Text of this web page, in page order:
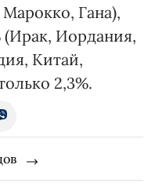
Гана),
(Ирак, Иордания,
Китай,
2,3%.